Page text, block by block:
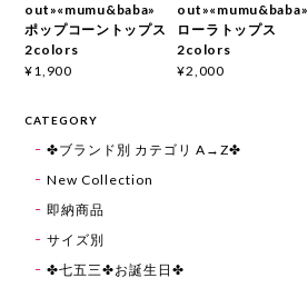
out»«mumu&baba»
ポップコーントップス
2colors
¥1,900
out»«mumu&baba»
ローラトップス
2colors
¥2,000
CATEGORY
✤ブランド別 カテゴリ A→Z✤
New Collection
即納商品
サイズ別
✤七五三✤お誕生日✤